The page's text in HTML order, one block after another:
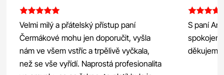
Velmi milý a přátelský přístup paní
Čermákové mohu jen doporučit, vyšla
nám ve všem vstříc a trpělivě vyčkala,
než se vše vyřídí. Naprostá profesionalita
S paní